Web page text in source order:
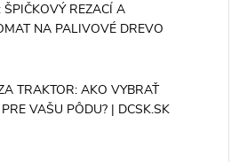
REZACÍ A
NA PALIVOVÉ DREVO
TRAKTOR: AKO VYBRAŤ
VAŠU PÔDU? | DCSK.SK